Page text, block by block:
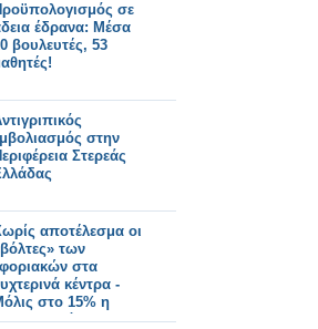
σε
έδρανα: Μέσα
βουλευτές, 53
στην
Στερεάς
αποτέλεσμα οι
των
στα
κέντρα -
στο 15% η